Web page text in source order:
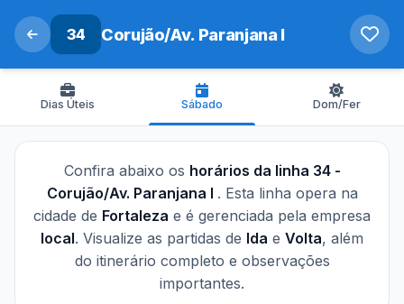
34 Corujão/Av. Paranjana I
Dias Úteis Sábado Dom/Fer
Confira abaixo os horários da linha 34 -
Corujão/Av. Paranjana I . Esta linha opera na
cidade de Fortaleza e é gerenciada pela empresa
local. Visualize as partidas de Ida e Volta, além
do itinerário completo e observações
importantes.